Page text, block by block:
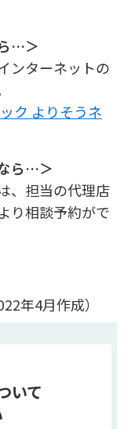
…＞
ンターネットの
ク よりそうネ
ら…＞
、担当の代理店
り相談予約がで
年4月作成）
いて